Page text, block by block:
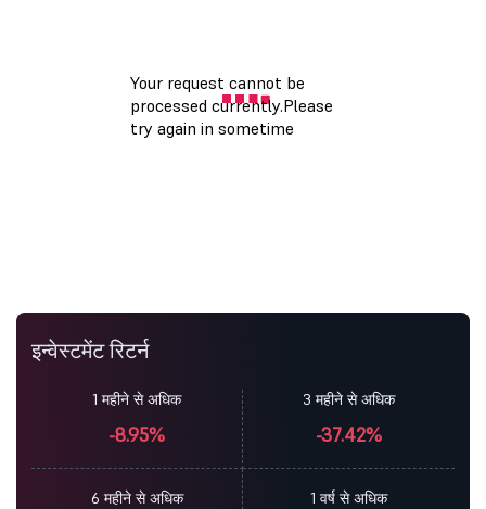
इन्वेस्टमेंट रिटर्न
1 महीने से अधिक
-8.95%
3 महीने से अधिक
-37.42%
6 महीने से अधिक 1 वर्ष से अधिक